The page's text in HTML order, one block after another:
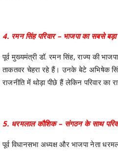
4. रमन सिंह परिवार – भाजपा का सबसे बड़ा
पूर्व मुख्यमंत्री डॉ. रमन सिंह, राज्य की
ताकतवर चेहरा रहे हैं। उनके बेटे अभिषेक
राजनीति में थोड़ा पीछे हैं लेकिन परिवार का
5. धरमलाल कौशिक – संगठन के साथ
पूर्व विधानसभा अध्यक्ष और भाजपा नेता